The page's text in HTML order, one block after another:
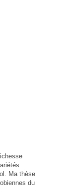
Ma thèse
du